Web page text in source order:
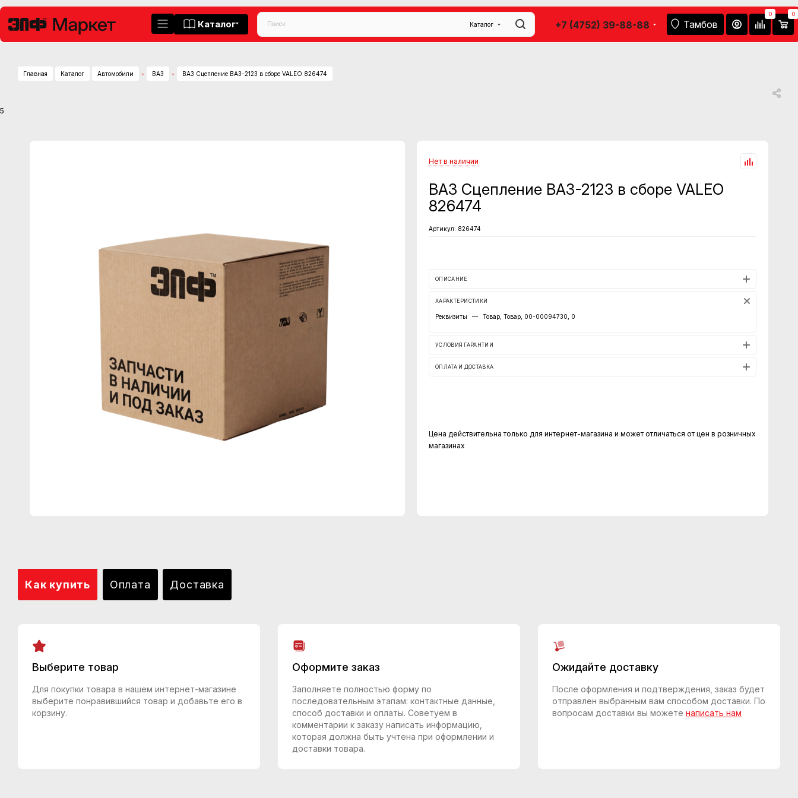
Каталог Каталог +7 (4752) 39-88-88 Тамбов
0 0
Главная Каталог Автомобили ВАЗ ВАЗ Сцепление ВАЗ-2123 в сборе VALEO 826474
5
Нет в наличии
ВАЗ Сцепление ВАЗ-2123 в сборе VALEO
826474
Артикул: 826474
ОПИСАНИЕ
ХАРАКТЕРИСТИКИ
Реквизиты — Товар, Товар, 00-00094730, 0
УСЛОВИЯ ГАРАНТИИ
ОПЛАТА И ДОСТАВКА
Цена действительна только для интернет-магазина и может отличаться от цен в розничных
магазинах
Как купить Оплата Доставка
Выберите товар
Для покупки товара в нашем интернет-магазине
выберите понравившийся товар и добавьте его в
корзину.
Оформите заказ
Заполняете полностью форму по
последовательным этапам: контактные данные,
способ доставки и оплаты. Советуем в
комментарии к заказу написать информацию,
которая должна быть учтена при оформлении и
доставки товара.
Ожидайте доставку
После оформления и подтверждения, заказ будет
отправлен выбранным вам способом доставки. По
вопросам доставки вы можете написать нам